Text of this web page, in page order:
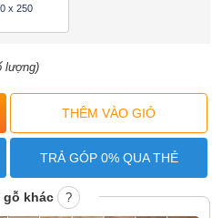
x 250
lượng)
TRẢ GÓP 0% QUA THẺ
gỗ khác ?